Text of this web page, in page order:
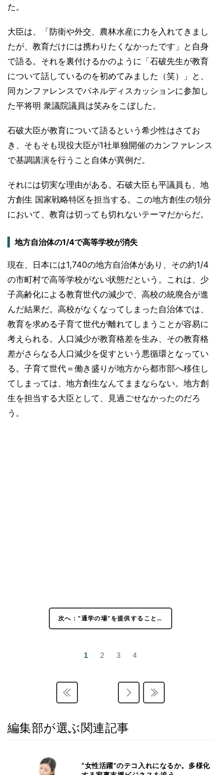
た。
大臣は、「防衛や外交、農林水産に力を入れてきまし
たが、教育だけには携わりたくなかったです」と自身
で語る。それを裏付けるかのように「石破先生が教育
について話しているのを初めてみました（笑）」と、
同カンファレンスでパネルディスカッションに参加し
た平将明 衆議院議員は笑みをこぼした。
石破大臣が教育について語るという希少性はさてお
き、そもそも現役大臣が1社単独開催のカンファレンス
で基調講演を行うこと自体が異例だ。
それには切実な理由がある。石破大臣も平議員も、地
方創生 国家戦略特区を担当する。この地方創生の領分
において、教育は切っても切れないテーマだからだ。
地方自治体の1/4で高等学校が消失
現在、日本には1,740の地方自治体があり、その約1/4
の市町村で高等学校がない状態だという。これは、少
子高齢化による教育世代の減少で、高校の統廃合が進
んだ結果だ。高校がなくなってしまった自治体では、
教育を求める子育て世代が離れてしまうことが容易に
考えられる。人口減少が教育格差を生み、その教育格
差がさらなる人口減少を促すという悪循環となってい
る。子育て世代＝働き盛りが地方から都市部へ移住し
てしまっては、地方創生なんてままならない。地方創
生を担当する大臣として、見過ごせなかったのだろ
う。
次へ：“通学の場”を提供すること…
1 2 3 4
編集部が選ぶ関連記事
“女性活躍”のテコ入れになるか。多様化